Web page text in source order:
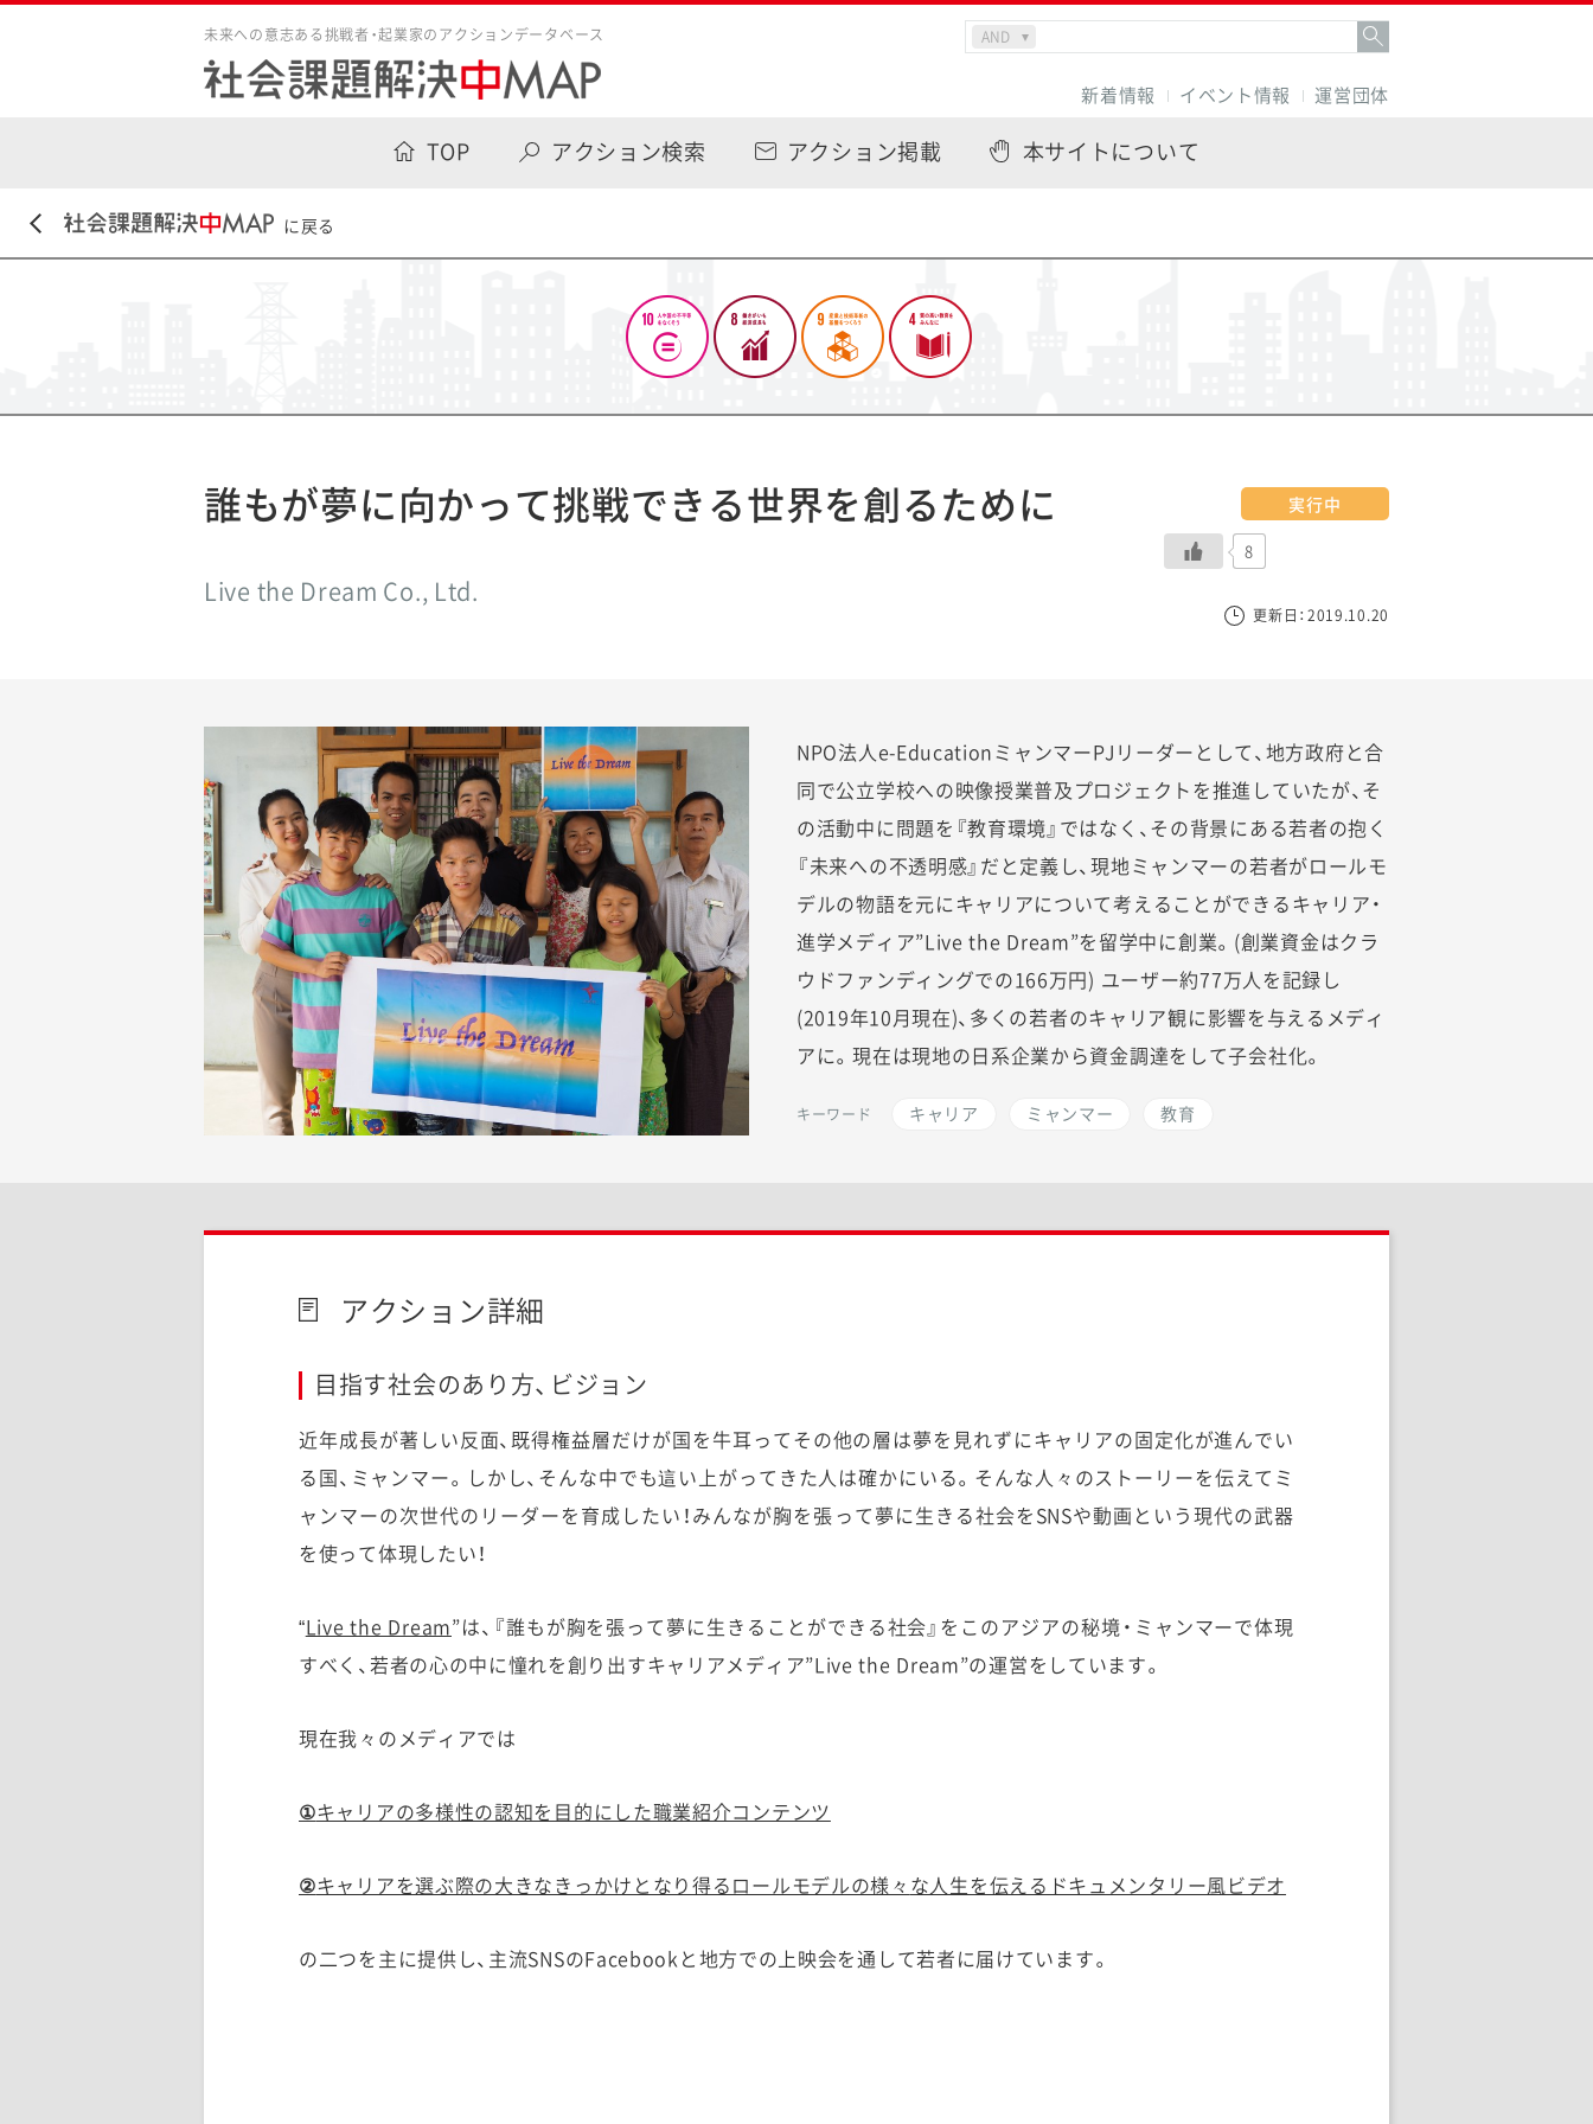
未来への意志ある挑戦者・起業家のアクションデータベース
新着情報 イベント情報 運営団体
TOP アクション検索 アクション掲載 本サイトについて
に戻る
誰もが夢に向かって挑戦できる世界を創るために
Live the Dream Co., Ltd.
実行中
8
更新日：2019.10.20
NPO法人e-EducationミャンマーPJリーダーとして、地方政府と合
同で公立学校への映像授業普及プロジェクトを推進していたが、そ
の活動中に問題を『教育環境』ではなく、その背景にある若者の抱く
『未来への不透明感』だと定義し、現地ミャンマーの若者がロールモ
デルの物語を元にキャリアについて考えることができるキャリア・
進学メディア”Live the Dream”を留学中に創業。(創業資金はクラ
ウドファンディングでの166万円) ユーザー約77万人を記録し
(2019年10月現在)、多くの若者のキャリア観に影響を与えるメディ
アに。現在は現地の日系企業から資金調達をして子会社化。
キーワード キャリア ミャンマー 教育
アクション詳細
目指す社会のあり方、ビジョン
近年成長が著しい反面、既得権益層だけが国を牛耳ってその他の層は夢を見れずにキャリアの固定化が進んでい
る国、ミャンマー。 しかし、そんな中でも這い上がってきた人は確かにいる。そんな人々のストーリーを伝えてミ
ャンマーの次世代のリーダーを育成したい！みんなが胸を張って夢に生きる社会をSNSや動画という現代の武器
を使って体現したい！
“Live the Dream”は、 『誰もが胸を張って夢に生きることができる社会』をこのアジアの秘境・ミャンマーで体現
すべく、若者の心の中に憧れを創り出すキャリアメディア”Live the Dream”の運営をしています。
現在我々のメディアでは
①キャリアの多様性の認知を目的にした職業紹介コンテンツ
②キャリアを選ぶ際の大きなきっかけとなり得るロールモデルの様々 な人生を伝えるドキュメンタリー風ビデオ
の二つを主に提供し、主流SNSのFacebookと地方での上映会を通して若者に届けています。